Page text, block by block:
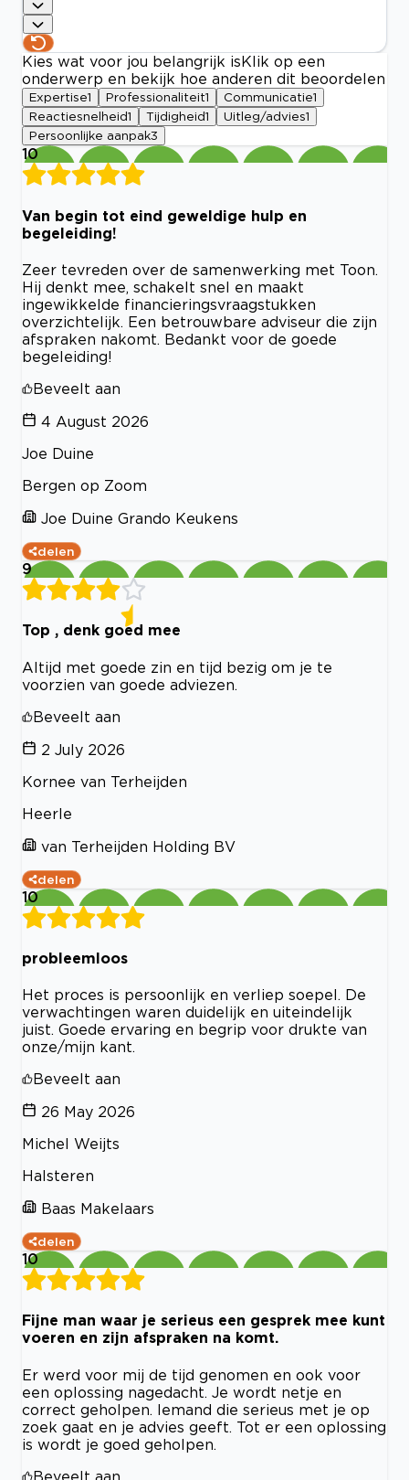
Kies wat voor jou belangrijk is Klik op een
onderwerp en bekijk hoe anderen dit beoordelen
Expertise1 Professionaliteit1 Communicatie1
Reactiesnelheid1 Tijdigheid1 Uitleg/advies1
Persoonlijke aanpak3
10
Van begin tot eind geweldige hulp en
begeleiding!
Zeer tevreden over de samenwerking met Toon.
Hij denkt mee, schakelt snel en maakt
ingewikkelde financieringsvraagstukken
overzichtelijk. Een betrouwbare adviseur die zijn
afspraken nakomt. Bedankt voor de goede
begeleiding!
Beveelt aan
4 August 2026
Joe Duine
Bergen op Zoom
Joe Duine Grando Keukens
delen
9
Top , denk goed mee
Altijd met goede zin en tijd bezig om je te
voorzien van goede adviezen.
Beveelt aan
2 July 2026
Kornee van Terheijden
Heerle
van Terheijden Holding BV
delen
10
probleemloos
Het proces is persoonlijk en verliep soepel. De
verwachtingen waren duidelijk en uiteindelijk
juist. Goede ervaring en begrip voor drukte van
onze/mijn kant.
Beveelt aan
26 May 2026
Michel Weijts
Halsteren
Baas Makelaars
delen
10
Fijne man waar je serieus een gesprek mee kunt
voeren en zijn afspraken na komt.
Er werd voor mij de tijd genomen en ook voor
een oplossing nagedacht. Je wordt netje en
correct geholpen. Iemand die serieus met je op
zoek gaat en je advies geeft. Tot er een oplossing
is wordt je goed geholpen.
Beveelt aan